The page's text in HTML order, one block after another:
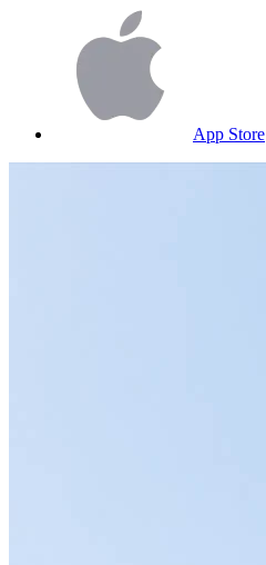
App Store